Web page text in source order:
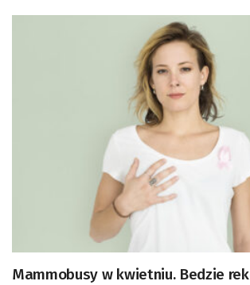
Mammobusy w kwietniu. Bedzie